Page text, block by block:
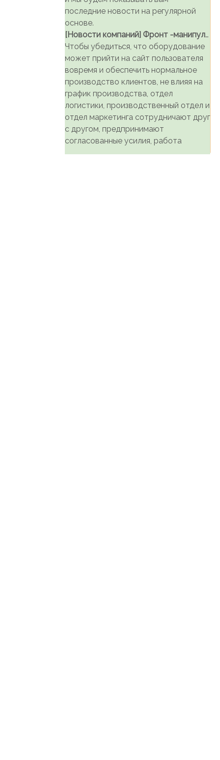
последние новости на регулярной
основе.
[Новости компаний] Фронт -манипулятор печи на Филиппины Liansheng Iron and Steel
Чтобы убедиться, что оборудование
может прийти на сайт пользователя
вовремя и обеспечить нормальное
производство клиентов, не влияя на
график производства, отдел
логистики, производственный отдел и
отдел маркетинга сотрудничают друг
с другом, предпринимают
согласованные усилия, работа